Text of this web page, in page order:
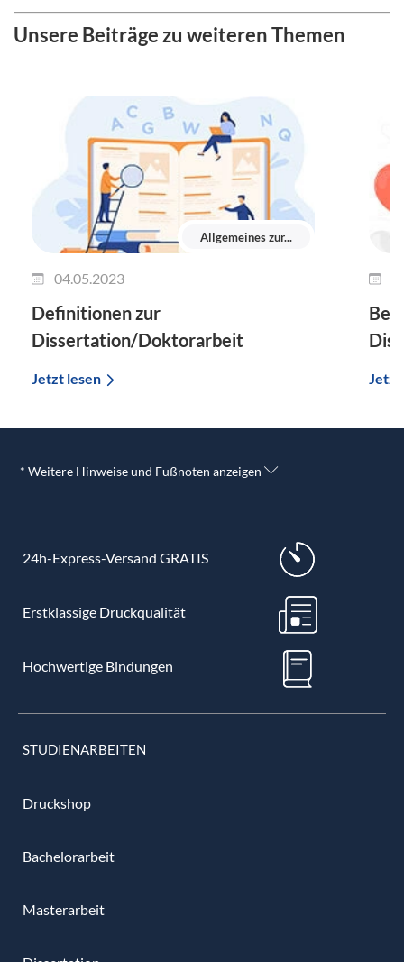
Unsere Beiträge zu weiteren Themen
Allgemeines zur...
04.05.2023
Definitionen zur
Dissertation/Doktorarbeit
Jetzt lesen Jetzt
* Weitere Hinweise und Fußnoten anzeigen
24h-Express-Versand GRATIS
Erstklassige Druckqualität
Hochwertige Bindungen
STUDIENARBEITEN
Druckshop
Bachelorarbeit
Masterarbeit